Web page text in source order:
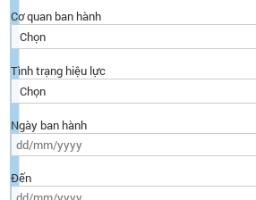
Cơ quan ban hành
Tình trạng hiệu lực
Ngày ban hành
Đến